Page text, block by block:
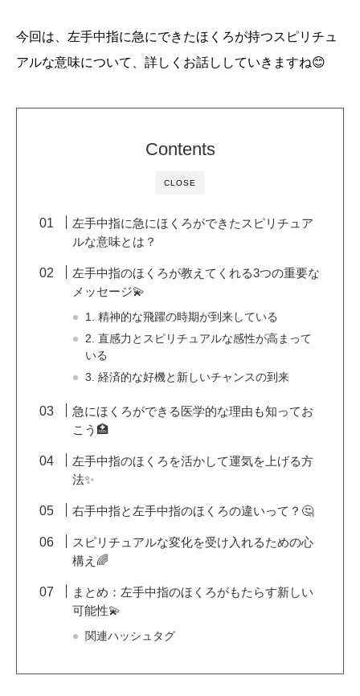
今回は、左手中指に急にできたほくろが持つスピリチュ
アルな意味について、詳しくお話ししていきますね😊
CLOSE
Contents
左手中指に急にほくろができたスピリチュア
ルな意味とは？
左手中指のほくろが教えてくれる3つの重要な
メッセージ💫
1. 精神的な飛躍の時期が到来している
2. 直感力とスピリチュアルな感性が高まって
いる
3. 経済的な好機と新しいチャンスの到来
急にほくろができる医学的な理由も知ってお
こう🏥
左手中指のほくろを活かして運気を上げる方
法✨
右手中指と左手中指のほくろの違いって？🤔
スピリチュアルな変化を受け入れるための心
構え🌈
まとめ：左手中指のほくろがもたらす新しい
可能性💫
関連ハッシュタグ